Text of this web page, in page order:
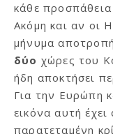
κάθε
Ακόμη και αν οι
μήνυμα
δύο χώρες του
ήδη αποκτήσει
Για την Ευρώπη
εικόνα αυτή
παρατεταμένη